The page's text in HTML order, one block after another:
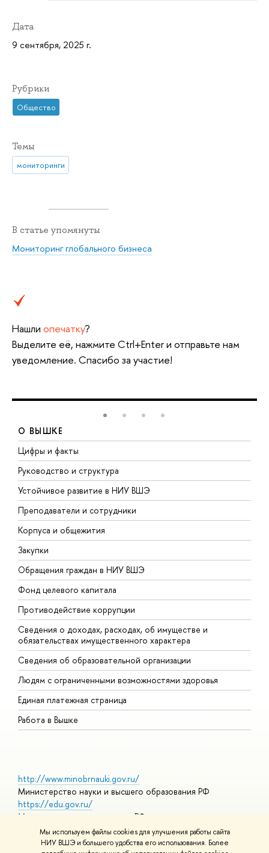
Мы используем файлы cookies для улучшения работы сайта
НИУ ВШЭ и большего удобства его использования. Более
Дата
9 сентября, 2025 г.
Рубрики
Общество
Темы
мониторинги
В статье упомянуты
Мониторинг глобального бизнеса
Нашли опечатку?
Выделите её, нажмите Ctrl+Enter и отправьте нам
уведомление. Спасибо за участие!
О ВЫШКЕ
Цифры и факты
Руководство и структура
Устойчивое развитие в НИУ ВШЭ
Преподаватели и сотрудники
Корпуса и общежития
Закупки
Обращения граждан в НИУ ВШЭ
Фонд целевого капитала
Противодействие коррупции
Сведения о доходах, расходах, об имуществе и
обязательствах имущественного характера
Сведения об образовательной организации
Людям с ограниченными возможностями здоровья
Единая платежная страница
Работа в Вышке
http://www.minobrnauki.gov.ru/
Министерство науки и высшего образования РФ
https://edu.gov.ru/
Министерство просвещения РФ
https://elearning.hse.ru/mooc
Массовые открытые онлайн-курсы